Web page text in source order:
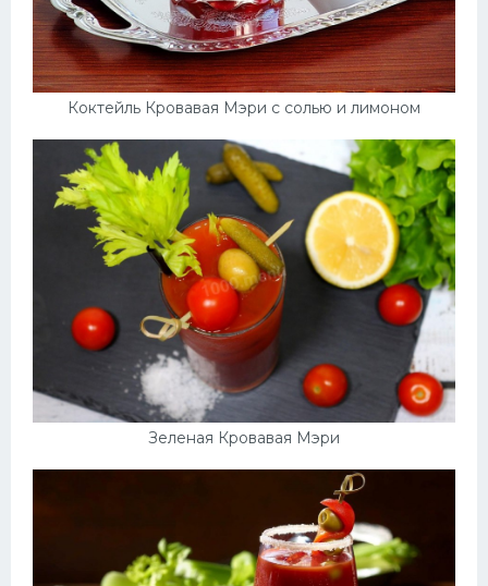
Коктейль Кровавая Мэри с солью и лимоном
Зеленая Кровавая Мэри